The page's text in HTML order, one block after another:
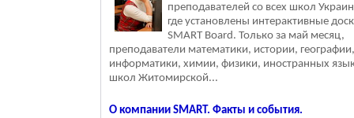
преподавателей со всех школ
где установлены интерактивные
SMART Board. Только за май месяц,
преподаватели математики, истории,
информатики, химии, физики, иностранных
школ Житомирской...
О компании SMART. Факты и события.